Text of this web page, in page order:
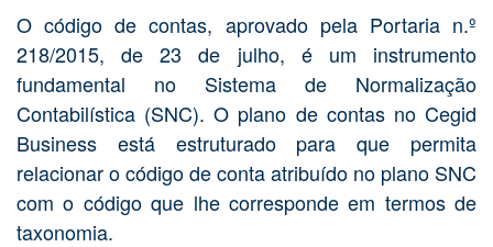
O código de contas, aprovado pela Portaria n.º
218/2015, de 23 de julho, é um instrumento
fundamental no Sistema de Normalização
Contabilística (SNC). O plano de contas no Cegid
Business está estruturado para que permita
relacionar o código de conta atribuído no plano SNC
com o código que lhe corresponde em termos de
taxonomia.